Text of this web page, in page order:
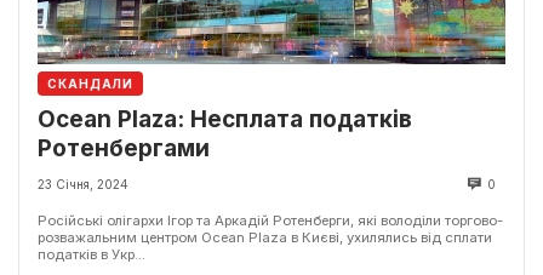
СКАНДАЛИ
Ocean Plaza: Несплата податків
Ротенбергами
23 Січня, 2024 0
Російські олігархи Ігор та Аркадій Ротенберги, які володіли торгово-
розважальним центром Ocean Plaza в Києві, ухилялись від сплати
податків в Укр...